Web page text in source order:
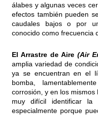
álabes y algunas veces
efectos también pueden
caudales bajos o por
conocido como frecuencia
El Arrastre de Aire (Air
amplia variedad de
ya se encuentran en el
bomba,
corrosión, y en los
muy difícil identificar la
especialmente porque